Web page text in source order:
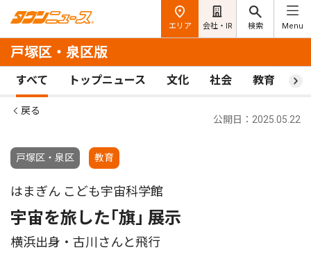
エリア 会社・IR 検索 Menu
戸塚区・泉区版
すべて トップニュース 文化 社会 教育 ス
戻る
戸塚区・泉区 教育
公開日：2025.05.22
はまぎん こども宇宙科学館
宇宙を旅した｢旗｣ 展示
横浜出身・古川さんと飛行